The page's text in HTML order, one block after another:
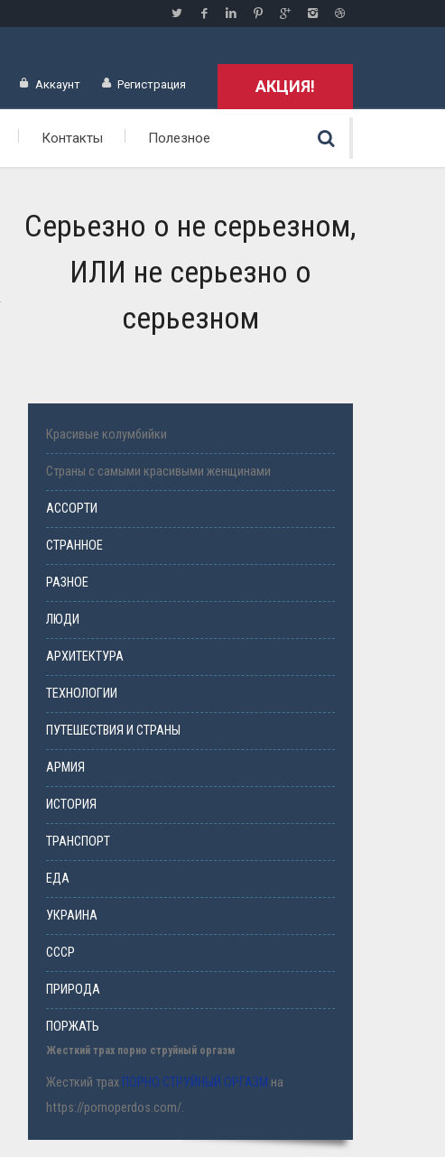
Аккаунт Регистрация АКЦИЯ!
Контакты Полезное
Серьезно о не серьезном,
ИЛИ не серьезно о
серьезном
Красивые колумбийки
Страны с самыми красивыми женщинами
АССОРТИ
СТРАННОЕ
РАЗНОЕ
ЛЮДИ
АРХИТЕКТУРА
ТЕХНОЛОГИИ
ПУТЕШЕСТВИЯ И СТРАНЫ
АРМИЯ
ИСТОРИЯ
ТРАНСПОРТ
ЕДА
УКРАИНА
СССР
ПРИРОДА
ПОРЖАТЬ
Жесткий трах порно струйный оргазм
Жесткий трах ПОРНО СТРУЙНЫЙ ОРГАЗМ на
https://pornoperdos.com/.